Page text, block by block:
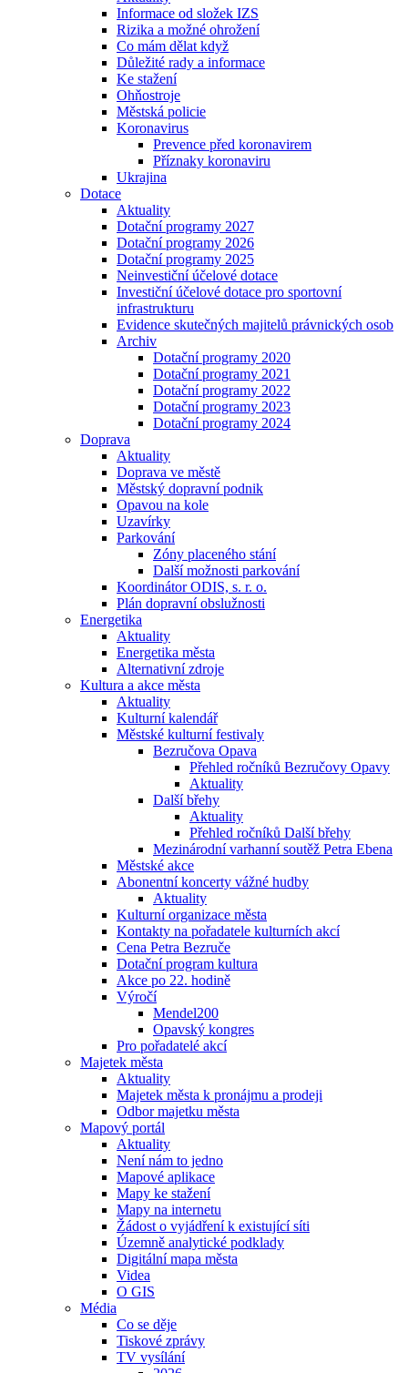
Informace od složek IZS
Rizika a možné ohrožení
Co mám dělat když
Důležité rady a informace
Ke stažení
Ohňostroje
Městská policie
Koronavirus
Prevence před koronavirem
Příznaky koronaviru
Ukrajina
Dotace
Aktuality
Dotační programy 2027
Dotační programy 2026
Dotační programy 2025
Neinvestiční účelové dotace
Investiční účelové dotace pro sportovní
infrastrukturu
Evidence skutečných majitelů právnických osob
Archiv
Dotační programy 2020
Dotační programy 2021
Dotační programy 2022
Dotační programy 2023
Dotační programy 2024
Doprava
Aktuality
Doprava ve městě
Městský dopravní podnik
Opavou na kole
Uzavírky
Parkování
Zóny placeného stání
Další možnosti parkování
Koordinátor ODIS, s. r. o.
Plán dopravní obslužnosti
Energetika
Aktuality
Energetika města
Alternativní zdroje
Kultura a akce města
Aktuality
Kulturní kalendář
Městské kulturní festivaly
Bezručova Opava
Přehled ročníků Bezručovy Opavy
Aktuality
Další břehy
Aktuality
Přehled ročníků Další břehy
Mezinárodní varhanní soutěž Petra Ebena
Městské akce
Abonentní koncerty vážné hudby
Aktuality
Kulturní organizace města
Kontakty na pořadatele kulturních akcí
Cena Petra Bezruče
Dotační program kultura
Akce po 22. hodině
Výročí
Mendel200
Opavský kongres
Pro pořadatelé akcí
Majetek města
Aktuality
Majetek města k pronájmu a prodeji
Odbor majetku města
Mapový portál
Aktuality
Není nám to jedno
Mapové aplikace
Mapy ke stažení
Mapy na internetu
Žádost o vyjádření k existující síti
Územně analytické podklady
Digitální mapa města
Videa
O GIS
Média
Co se děje
Tiskové zprávy
TV vysílání